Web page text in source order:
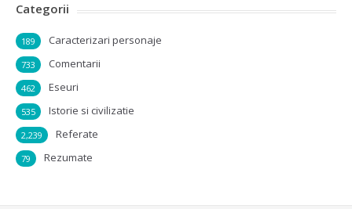
Categorii
Caracterizari personaje
189
Comentarii
733
Eseuri
462
Istorie si civilizatie
535
Referate
2,239
Rezumate
79